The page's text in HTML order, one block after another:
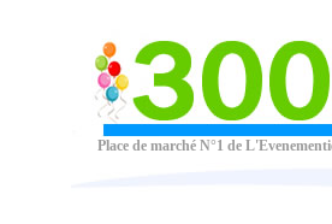
Place de marché N°1 de